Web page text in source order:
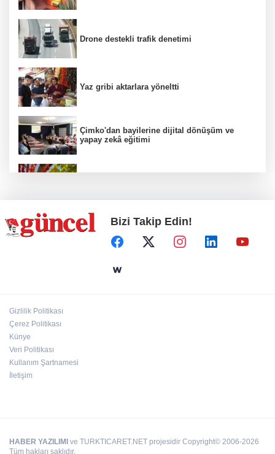
Drone destekli trafik denetimi
Yaz gribi aktarlara yöneltti
Çimko'dan bayilerine dijital dönüşüm ve
yapay zekâ eğitimi
Hamileler denize veya havuza girebilir mi?
Bizi Takip Edin!
Gizlilik Politikası
Çerez Politikası
Künye
Veri Politikası
Kullanım Şartnamesi
İletişim
HABER YAZILIMI ve TURKTICARET.NET projesidir Copyright© 2006-2026
Tüm hakları saklıdır.